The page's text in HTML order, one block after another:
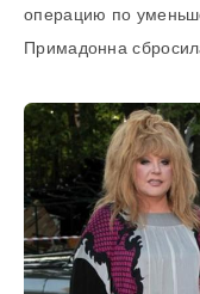
операцию по
Примадонна